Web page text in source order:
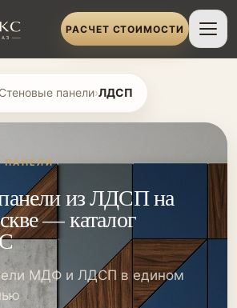
РАСЧЕТ СТОИМОСТИ
Стеновые панели›ЛДСП
ПАНЕЛИ
из ЛДСП на
— каталог
МДФ и ЛДСП в едином